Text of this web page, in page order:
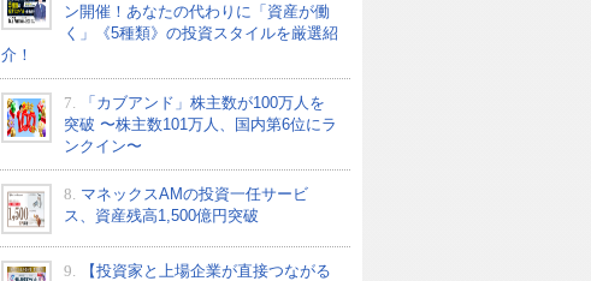
ン開催！あなたの代わりに「資産が働
く」《5種類》の投資スタイルを厳選紹
介！
7.
「カブアンド」株主数が100万人を
突破 〜株主数101万人、国内第6位にラ
ンクイン〜
8. マネックスAMの投資一任サービ
ス、資産残高1,500億円突破
9.
【投資家と上場企業が直接つながる